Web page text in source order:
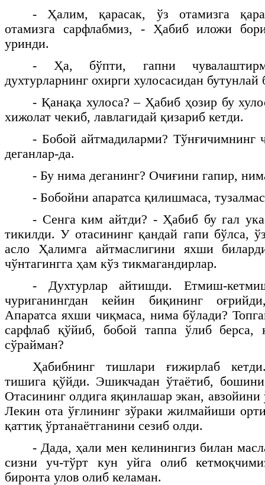
- Ҳалим, қарасак, ўз отамизга
отамизга сарфлабмиз, - Ҳабиб иложи
уринди.
- Ҳа, бўпти, гапни
духтурларнинг охирги хулосасидан бутунлай
- Қанақа хулоса? – Ҳабиб ҳозир бу
хижолат чекиб, лавлагидай қизариб кетди.
- Бобой айтмадиларми? Тўнғичимнинг
деганлар-да.
- Бу нима деганинг? Очиғини гапир,
- Бобойни апаратса қилишмаса,
- Сенга ким айтди? - Ҳабиб бу гал
тикилди. У отасининг қандай гапи бўлса,
асло Ҳалимга айтмаслигини яхши
чўнтагингга ҳам кўз тикмагандирлар.
- Духтурлар айтишди. Етмиш-
чуриганингдан кейин биқининг
Апаратса яхши чиқмаса, нима бўлади?
сарфлаб қўйиб, бобой таппа ўлиб
сўрайман?
Ҳабибнинг тишлари ғижирлаб
тишига қўйди. Эшикчадан ўтаётиб,
Отасининг олдига яқинлашар экан,
Лекин ота ўғлининг зўраки жилмайиши
қаттиқ ўртанаётганини сезиб олди.
- Дада, ҳали мен келинингиз билан
сизни уч-тўрт кун уйга олиб
биронта улов олиб келаман.